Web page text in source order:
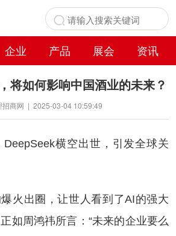
企业 产品 展会
资讯
将如何影响中国酒业的未来？
商网 | 2025-03-04 10:59:49
DeepSeek横空出世，引发全球关
火出圈，让世人看到了AI的强大
如周鸿祎所言：“未来的企业要么